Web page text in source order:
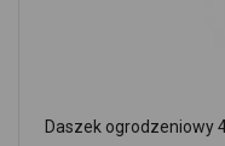
Daszek ogrodzeniowy